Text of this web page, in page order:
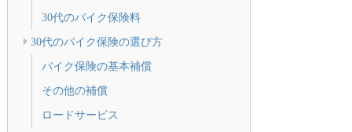
30代のバイク保険料
30代のバイク保険の選び方
バイク保険の基本補償
その他の補償
ロードサービス